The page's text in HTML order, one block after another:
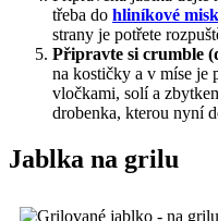
třeba do hliníkové
strany je potřete
Připravte si crumble
na kostičky a v míse je
vločkami, solí a
drobenka, kterou nyní
Jablka na grilu